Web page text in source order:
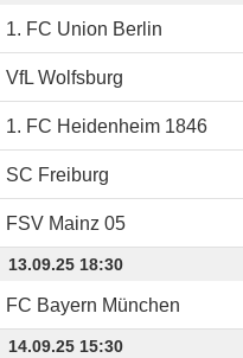
1. FC Union Berlin
VfL Wolfsburg
1. FC Heidenheim 1846
SC Freiburg
FSV Mainz 05
13.09.25 18:30
FC Bayern München
14.09.25 15:30